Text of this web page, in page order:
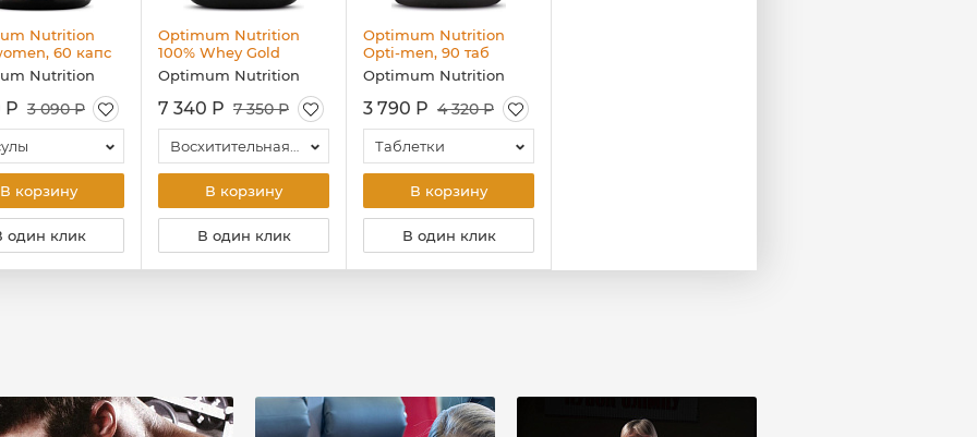
Nutrition
60 капс
Nutrition
Р 3 090 Р
В корзину
один клик
Optimum Nutrition
100% Whey Gold
Standard, 837 гр
Optimum Nutrition
7 340 Р 7 350 Р
В корзину
В один клик
Optimum Nutrition
Opti-men, 90 таб
Optimum Nutrition
3 790 Р 4 320 Р
Таблетки
В корзину
В один клик